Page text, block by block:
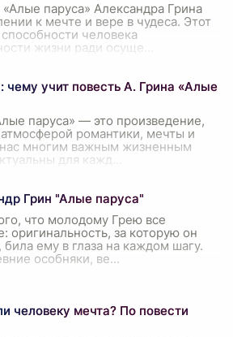
паруса» Александра Грина
к мечте и вере в чудеса. Этот
человека
жизни ради осуще
чему учит повесть А. Грина «Алые
паруса» — это произведение,
романтики, мечты и
многим важным жизненным
для кажд
Грин "Алые паруса"
что молодому Грею все
оригинальность, за которую он
ему в глаза на каждом шагу.
особняки, ве...
человеку мечта? По повести